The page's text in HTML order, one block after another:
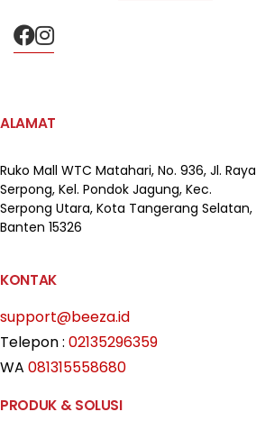
ALAMAT
Ruko Mall WTC Matahari, No. 936, Jl. Raya
Serpong, Kel. Pondok Jagung, Kec.
Serpong Utara, Kota Tangerang Selatan,
Banten 15326
KONTAK
support@beeza.id
Telepon : 02135296359
WA 081315558680
PRODUK & SOLUSI